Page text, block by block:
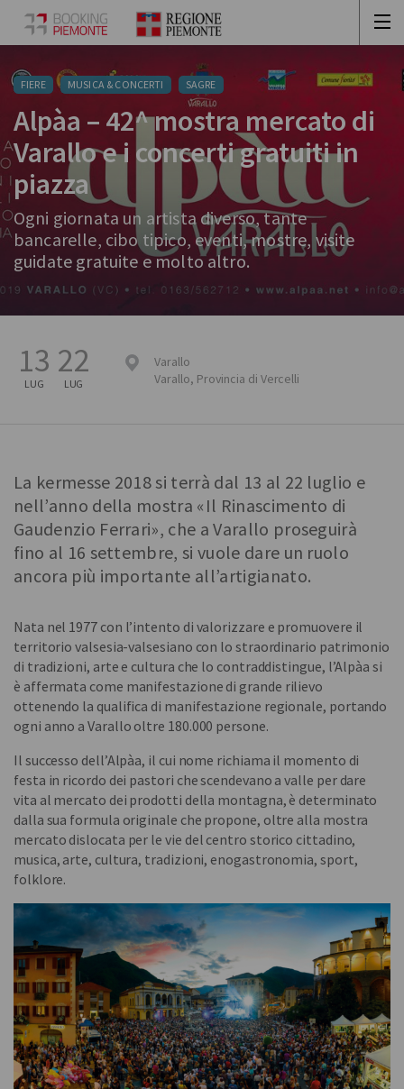
FIERE MUSICA & CONCERTI SAGRE
Alpàa – 42^ mostra mercato di
Varallo e i concerti gratuiti in
piazza
Ogni giornata un artista diverso, tante
bancarelle, cibo tipico, eventi, mostre, visite
guidate gratuite e molto altro.
13
LUG
22
LUG
Varallo
Varallo, Provincia di Vercelli
La kermesse 2018 si terrà dal 13 al 22 luglio e
nell’anno della mostra «Il Rinascimento di
Gaudenzio Ferrari», che a Varallo proseguirà
fino al 16 settembre, si vuole dare un ruolo
ancora più importante all’artigianato.
Nata nel 1977 con l’intento di valorizzare e promuovere il
territorio valsesia-valsesiano con lo straordinario patrimonio
di tradizioni, arte e cultura che lo contraddistingue, l’Alpàa si
è affermata come manifestazione di grande rilievo
ottenendo la qualifica di manifestazione regionale, portando
ogni anno a Varallo oltre 180.000 persone.
Il successo dell’Alpàa, il cui nome richiama il momento di
festa in ricordo dei pastori che scendevano a valle per dare
vita al mercato dei prodotti della montagna, è determinato
dalla sua formula originale che propone, oltre alla mostra
mercato dislocata per le vie del centro storico cittadino,
musica, arte, cultura, tradizioni, enogastronomia, sport,
folklore.